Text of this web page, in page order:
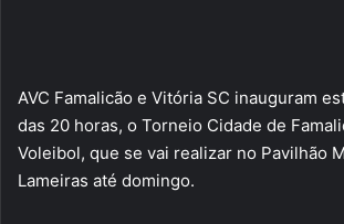
AVC Famalicão e Vitória SC inauguram
das 20 horas, o Torneio Cidade de
Voleibol, que se vai realizar no Pavilhão
Lameiras até domingo.